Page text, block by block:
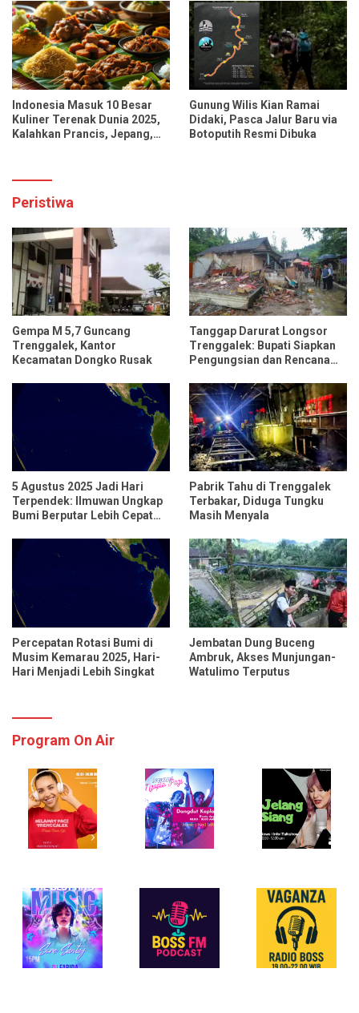
Media Nasional
Indonesia Masuk 10 Besar
Kuliner Terenak Dunia 2025,
Kalahkan Prancis, Jepang,
Gunung Wilis Kian Ramai
Didaki, Pasca Jalur Baru via
Botoputih Resmi Dibuka
Peristiwa
Gempa M 5,7 Guncang
Trenggalek, Kantor
Kecamatan Dongko Rusak
Tanggap Darurat Longsor
Trenggalek: Bupati Siapkan
Pengungsian dan Rencana
5 Agustus 2025 Jadi Hari
Terpendek: Ilmuwan Ungkap
Bumi Berputar Lebih Cepat
Pabrik Tahu di Trenggalek
Terbakar, Diduga Tungku
Masih Menyala
Percepatan Rotasi Bumi di
Musim Kemarau 2025, Hari-
Hari Menjadi Lebih Singkat
Jembatan Dung Buceng
Ambruk, Akses Munjungan-
Watulimo Terputus
Program On Air